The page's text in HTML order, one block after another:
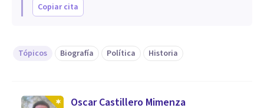
Copiar cita
Tópicos Biografía Política Historia
Oscar Castillero Mimenza